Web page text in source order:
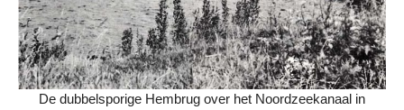
De dubbelsporige Hembrug over het Noordzeekanaal in